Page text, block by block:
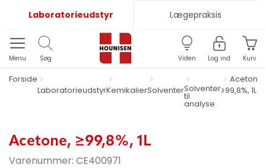
Laboratorieudstyr Lægepraksis
Menu Søg Viden Log ind Kurv
Forside
LaboratorieudstyrKemikalierSolventerSolventer
til
analyse
Acetone,
≥99,8%, 1L
Acetone, ≥99,8%, 1L
Varenummer: CE400971